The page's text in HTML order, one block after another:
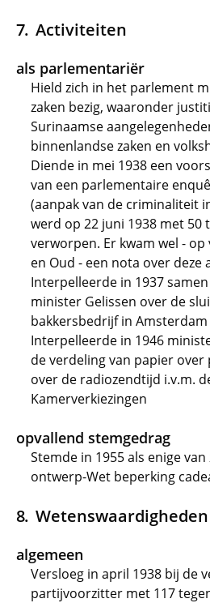
Activiteiten
als parlementariër
Hield zich in het parlement
zaken bezig, waaronder
Surinaamse
binnenlandse zaken en
Diende in mei 1938 een
van een parlementaire
(aanpak van de criminaliteit
werd op 22 juni 1938 met 50
verworpen. Er kwam wel -
en Oud - een nota over deze
Interpelleerde in 1937 samen
minister Gelissen over de
bakkersbedrijf in
Interpelleerde in 1946
de verdeling van papier
over de radiozendtijd i.v.m.
Kamerverkiezingen
opvallend stemgedrag
Stemde in 1955 als enige
ontwerp-Wet beperking
Wetenswaardigheden
algemeen
Versloeg in april 1938 bij de
partijvoorzitter met 117